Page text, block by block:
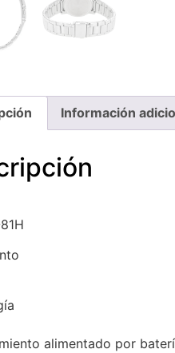
Información
alimentado por